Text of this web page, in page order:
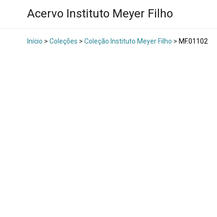
Acervo Instituto Meyer Filho
Início > Coleções > Coleção Instituto Meyer Filho > MF.01102